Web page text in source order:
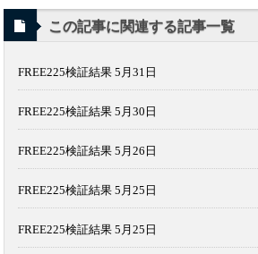
この記事に関連する記事一覧
FREE225検証結果 5月31日
FREE225検証結果 5月30日
FREE225検証結果 5月26日
FREE225検証結果 5月25日
FREE225検証結果 5月25日